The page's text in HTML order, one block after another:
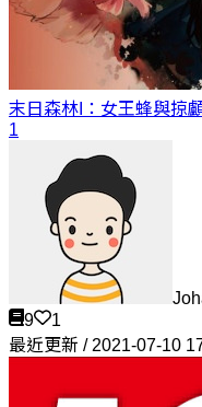
末日森林I：女王蜂與掠
1
9
1
最近更新 / 2021-07-10